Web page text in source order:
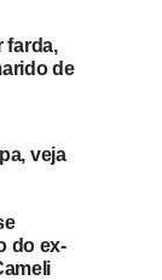
farda,
de
veja
do ex-